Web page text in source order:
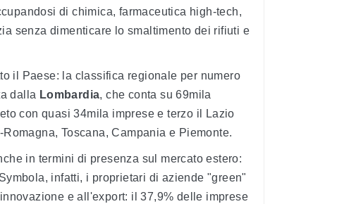
di chimica, farmaceutica high-tech,
senza dimenticare lo smaltimento dei rifiuti e
il Paese: la classifica regionale per numero
dalla Lombardia, che conta su 69mila
con quasi 34mila imprese e terzo il Lazio
Toscana, Campania e Piemonte.
in termini di presenza sul mercato estero:
infatti, i proprietari di aziende "green"
e all'export: il 37,9% delle imprese